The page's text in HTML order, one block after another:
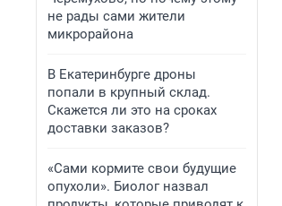
не рады сами жители
микрорайона
В Екатеринбурге дроны
попали в крупный склад.
Скажется ли это на сроках
доставки заказов?
«Сами кормите свои будущие
опухоли». Биолог назвал